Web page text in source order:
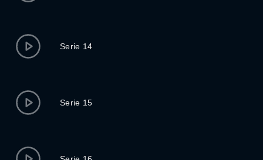
Serie 14
Serie 15